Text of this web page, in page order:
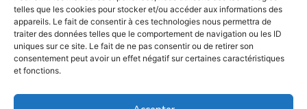
telles que les cookies pour stocker et/ou accéder aux informations des
appareils. Le fait de consentir à ces technologies nous permettra de
traiter des données telles que le comportement de navigation ou les ID
uniques sur ce site. Le fait de ne pas consentir ou de retirer son
consentement peut avoir un effet négatif sur certaines caractéristiques
et fonctions.
Chemin Lahitte à Serres-Castet
07 80 62 58 86
paudecuir@hotmail.com
Atelier ouvert sur rendez-vous uniquement.